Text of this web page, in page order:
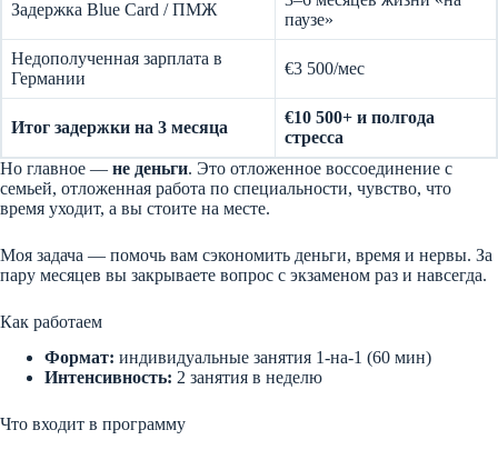
Задержка Blue Card / ПМЖ
паузе»
Недополученная зарплата в
Германии
€3 500/мес
Итог задержки на 3 месяца
€10 500+ и полгода
стресса
Но главное — не деньги. Это отложенное воссоединение с
семьей, отложенная работа по специальности, чувство, что
время уходит, а вы стоите на месте.
Моя задача — помочь вам сэкономить деньги, время и нервы. За
пару месяцев вы закрываете вопрос с экзаменом раз и навсегда.
Как работаем
Формат: индивидуальные занятия 1-на-1 (60 мин)
Интенсивность: 2 занятия в неделю
Что входит в программу